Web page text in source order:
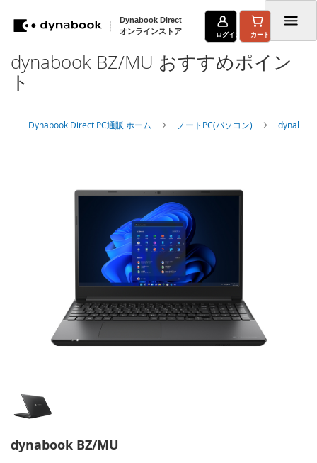
Dynabook Direct
オンラインストア
コ
ログイン カート
dynabook BZ/MU おすすめポイン
ト
Dynabook Direct PC通販 ホーム ノートPC(パソコン)
dynabook BZ/MU